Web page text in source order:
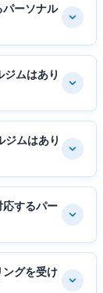
ーソナル
ムはあり
ジムはあり
するパー
グを受け